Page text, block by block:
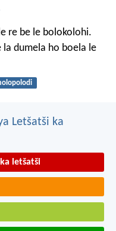
re be le bolokolohi.
la dumela ho boela le
Letšatši ka
letšatši